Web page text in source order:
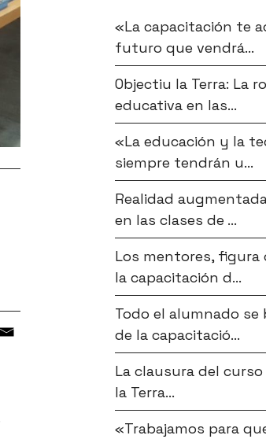
«La capacitación te
futuro que vendrá...
Objectiu la Terra: La
educativa en las...
«La educación y la
siempre tendrán u...
Realidad
en las clases de ...
Los mentores, figura
la capacitación d...
Todo el alumnado se
de la capacitació...
La clausura del curso
la Terra...
«Trabajamos para